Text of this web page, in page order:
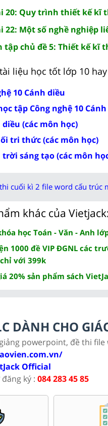
20: Quy trình thiết kế kĩ
22: Một số nghề nghiệp
tập chủ đề 5: Thiết kế kĩ
liệu học tốt lớp 10
10 Cánh diều
tập Công nghệ 10
(các môn học)
tri thức (các môn học)
trời sáng tạo (các môn
cuối kì 2 file word cấu trúc
khác của Vietjack:
học Toán - Văn - Anh
1000 đề VIP ĐGNL các
với 399k
20% sản phẩm sách
DÀNH CHO
powerpoint, đề thi
Official
ký : 084 283 45 85